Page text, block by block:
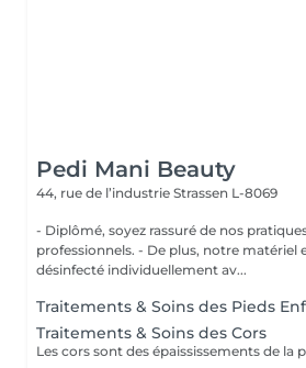
Pedi Mani Beauty
44, rue de l’industrie Strassen L-8069
- Diplômé, soyez rassuré de nos
professionnels. - De plus, notre matériel est stérilisé et
désinfecté individuellement av...
Traitements & Soins des Pieds
Traitements & Soins des Cors